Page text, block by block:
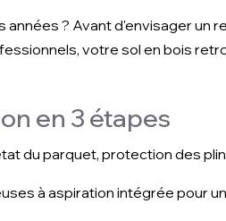
? Avant d'envisager un
votre sol en bois
en 3 étapes
du parquet, protection des
à aspiration intégrée pour